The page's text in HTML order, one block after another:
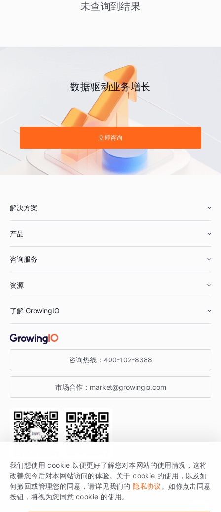
未查询到结果
数据驱动业务增长
立即咨询
解决方案
鞋服行业
汽车行业
金融行业
产品
智能运营
获客分析
咨询服务
资源
增长公开课
增长博客
开发者文档
SDK 文档
场景指南
了解 GrowingIO
关于 GrowingIO
增长大会
行业活动
咨询热线： 400-102-8388
市场合作： market@growingio.com
关注公众号 获取更多干货
GrowingIO 是专注于数据智能分析与增长的品牌，核心平台为 GrowingIO
分析云。
我们想使用 cookie 以便更好了解您对本网站的使用情况，这将
改善您今后对本网站访问的体验。关于 cookie 的使用，以及如
何撤回或管理您的同意，请详见我们的 隐私协议 。如你点击同意
按钮，将视为您同意 cookie 的使用。